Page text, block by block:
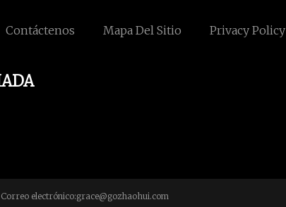
Contáctenos Mapa Del Sitio Privacy Policy
electrónico:grace@gozhaohui.com